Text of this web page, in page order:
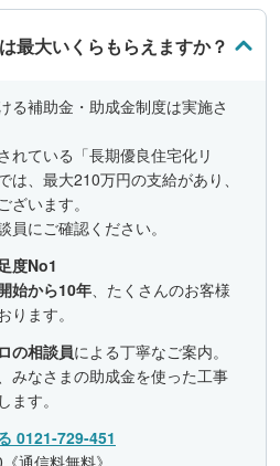
最大いくらもらえますか？
る補助金・助成金制度は実施さ
れている「長期優良住宅化リ
は、最大210万円の支給があり、
ざいます。
員にご確認ください。
度No1
始から10年、たくさんのお客様
ります。
の相談員による丁寧なご案内。
みなさまの助成金を使った工事
ます。
0121-729-451